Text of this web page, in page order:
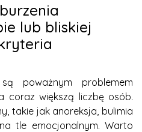
lub bliskiej
poważnym problemem
coraz większą liczbę osób.
takie jak anoreksja, bulimia
tle emocjonalnym. Warto